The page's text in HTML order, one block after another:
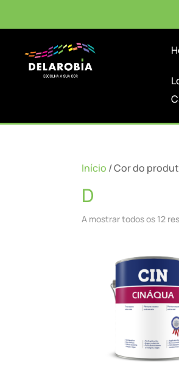
Início / Cor do
D
A mostrar todos os 12